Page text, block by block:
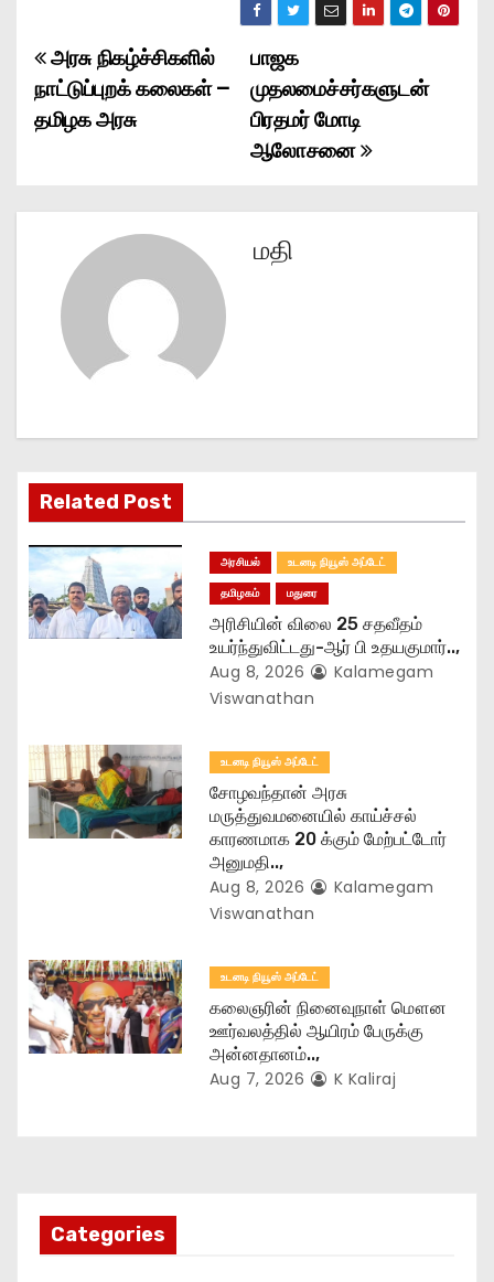
P
o
t
g
a
t
i
o
பாஜக
முதலமைச்சர்களுடன்
பிரதமர் மோடி
ஆலோசனை
அரசு நிகழ்ச்சிகளில்
நாட்டுப்புறக் கலைகள் –
தமிழக அரசு
மதி
Related Post
அரசியல்
உடனடி நியூஸ் அப்டேட்
தமிழகம்
மதுரை
அரிசியின் விலை 25 சதவீதம்
உயர்ந்துவிட்டது-ஆர் பி உதயகுமார்..,
Aug 8, 2026
Kalamegam
Viswanathan
உடனடி நியூஸ் அப்டேட்
சோழவந்தான் அரசு
மருத்துவமனையில் காய்ச்சல்
காரணமாக 20 க்கும் மேற்பட்டோர்
அனுமதி..,
Aug 8, 2026
Kalamegam
Viswanathan
உடனடி நியூஸ் அப்டேட்
கலைஞரின் நினைவுநாள் மௌன
ஊர்வலத்தில் ஆயிரம் பேருக்கு
அன்னதானம்..,
Aug 7, 2026 K Kaliraj
Categories